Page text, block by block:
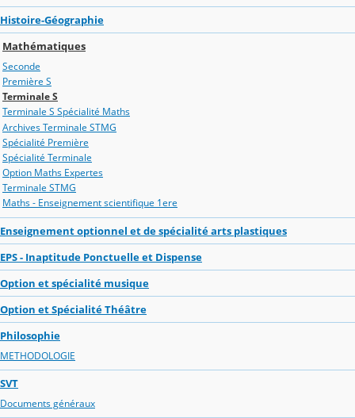
Histoire-Géographie
Mathématiques
Seconde
Première S
Terminale S
Terminale S Spécialité Maths
Archives Terminale STMG
Spécialité Première
Spécialité Terminale
Option Maths Expertes
Terminale STMG
Maths - Enseignement scientifique 1ere
Enseignement optionnel et de spécialité arts plastiques
EPS - Inaptitude Ponctuelle et Dispense
Option et spécialité musique
Option et Spécialité Théâtre
Philosophie
METHODOLOGIE
SVT
Documents généraux